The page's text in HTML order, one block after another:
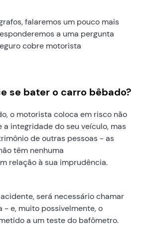
falaremos um pouco mais
a uma pergunta
cobre motorista
se bater o carro bêbado?
o motorista coloca em risco não
a integridade do seu veículo, mas
de outras pessoas - as
têm nenhuma
relação à sua imprudência.
será necessário chamar
- e, muito possivelmente, o
a um teste do bafômetro.